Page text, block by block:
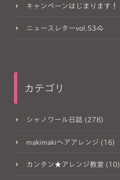
キャンペーンはじまります！
ニュースレターvol.53🐴
カテゴリ
シャノワール日誌 (278)
makimakiヘアアレンジ (16)
カンタン★アレンジ教室 (10)